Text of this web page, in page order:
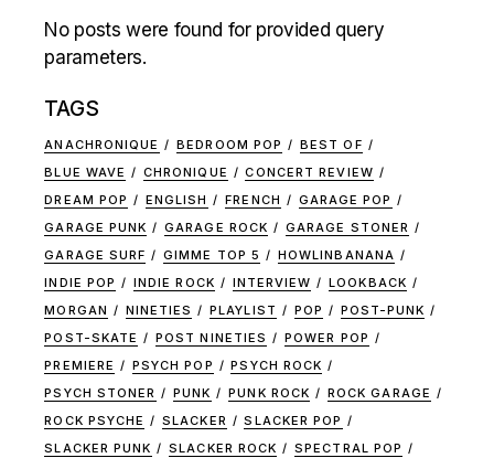
No posts were found for provided query
parameters.
TAGS
ANACHRONIQUE BEDROOM POP
BEST OF
BLUE WAVE
CHRONIQUE
CONCERT REVIEW
DREAM POP
ENGLISH FRENCH
GARAGE POP
GARAGE PUNK
GARAGE ROCK
GARAGE STONER
GARAGE SURF
GIMME TOP 5
HOWLINBANANA
INDIE POP
INDIE ROCK INTERVIEW
LOOKBACK
MORGAN
NINETIES PLAYLIST POP
POST-PUNK
POST-SKATE
POST NINETIES
POWER POP
PREMIERE
PSYCH POP
PSYCH ROCK
PSYCH STONER
PUNK PUNK ROCK
ROCK GARAGE
ROCK PSYCHE
SLACKER
SLACKER POP
SLACKER PUNK
SLACKER ROCK
SPECTRAL POP